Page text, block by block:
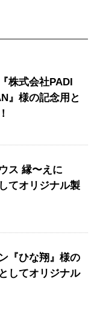
株式会社PADI
』様の記念用と
ス 縁〜えに
てオリジナル製
『ひな翔』様の
してオリジナル